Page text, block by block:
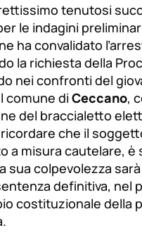
tenutosi
le indagini
ha convalidato
la richiesta della
nei confronti del
comune di Ceccano,
del braccialetto
che il
a misura cautelare, è
sua colpevolezza
definitiva, nel
costituzionale della